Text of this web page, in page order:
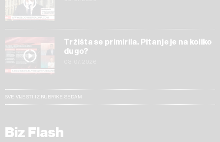
Tržišta se primirila. Pitanje je na koliko
dugo?
SVE VIJESTI IZ RUBRIKE SEDAM
Biz Flash